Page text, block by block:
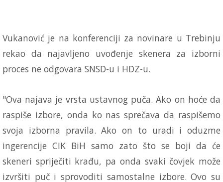
Vukanović je na konferenciji za novinare u Trebinju
rekao da najavljeno uvođenje skenera za izborni
proces ne odgovara SNSD-u i HDZ-u.
"Ova najava je vrsta ustavnog puča. Ako on hoće da
raspiše izbore, onda ko nas sprečava da raspišemo
svoja izborna pravila. Ako on to uradi i oduzme
ingerencije CIK BiH samo zato što se boji da će
skeneri spriječiti krađu, pa onda svaki čovjek može
izvršiti puč i sprovoditi samostalne izbore. Ovo su